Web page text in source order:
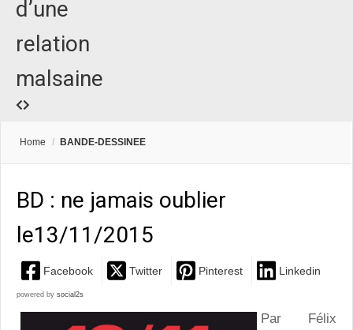
d’une
relation
malsaine
Home / BANDE-DESSINEE
BD : ne jamais oublier
le13/11/2015
Facebook Twitter Pinterest Linkedin
powered by social2s
Par Félix